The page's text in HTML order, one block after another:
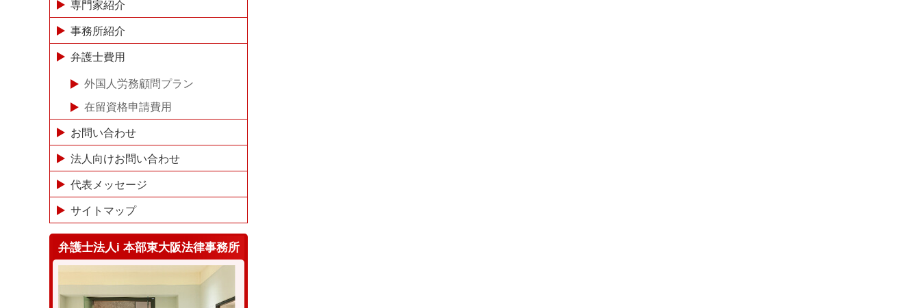
専門家紹介
事務所紹介
弁護士費用
外国人労務顧問プラン
在留資格申請費用
お問い合わせ
法人向けお問い合わせ
代表メッセージ
サイトマップ
弁護士法人i 本部東大阪法律事務所